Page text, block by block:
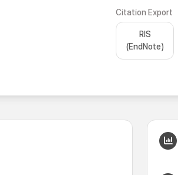
Citation Export
RIS
(EndNote)